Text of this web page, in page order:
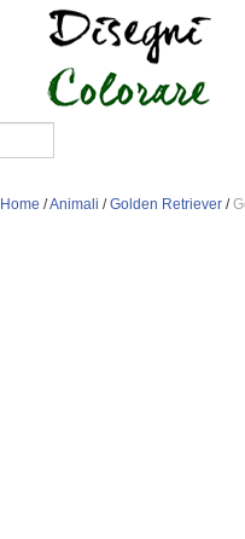
Home /Animali /Golden Retriever /